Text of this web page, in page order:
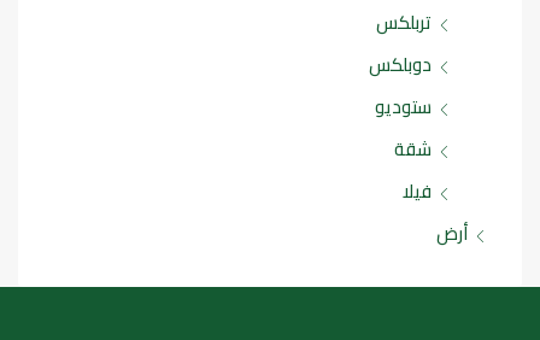
تربلكس
دوبلكس
ستوديو
شقة
فيلا
أرض